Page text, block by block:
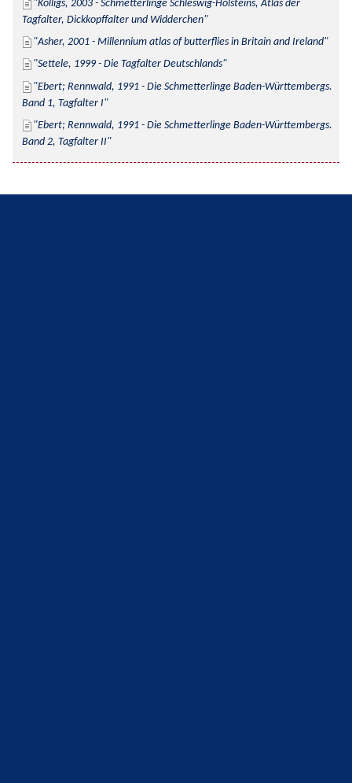
Kolligs, 2003 - Schmetterlinge Schleswig-Holsteins, Atlas der
Tagfalter, Dickkopffalter und Widderchen
Asher, 2001 - Millennium atlas of butterflies in Britain and Ireland
Settele, 1999 - Die Tagfalter Deutschlands
Ebert; Rennwald, 1991 - Die Schmetterlinge Baden-Württembergs.
Band 1, Tagfalter I
Ebert; Rennwald, 1991 - Die Schmetterlinge Baden-Württembergs.
Band 2, Tagfalter II